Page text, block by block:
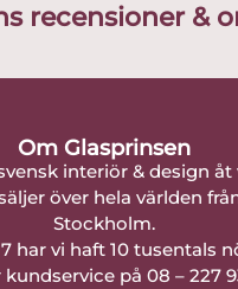
recensioner &
Om Glasprinsen
interiör & design åt
över hela världen
Stockholm.
har vi haft 10 tusentals
kundservice på 08 – 227